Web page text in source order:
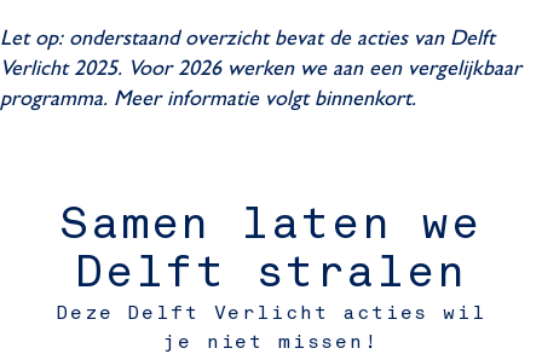
Let op: onderstaand overzicht bevat de acties van Delft
Verlicht 2025. Voor 2026 werken we aan een vergelijkbaar
programma. Meer informatie volgt binnenkort.
Samen laten we
Delft stralen
Deze Delft Verlicht acties wil
je niet missen!